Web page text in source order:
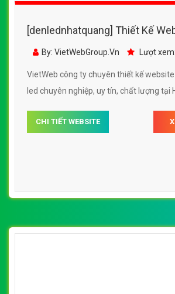
[denlednhatquang] Thiết Kế
Đèn Led Potech đẹp, chuyên
By: VietWebGroup.Vn Lượt
VietWeb công ty chuyên thiết kế
led chuyên nghiệp, uy tín, chất lượng tại
CHI TIẾT WEBSITE